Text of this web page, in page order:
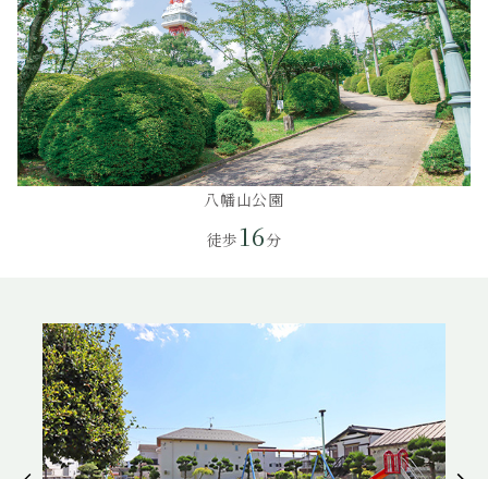
八幡山公園
徒歩 16分